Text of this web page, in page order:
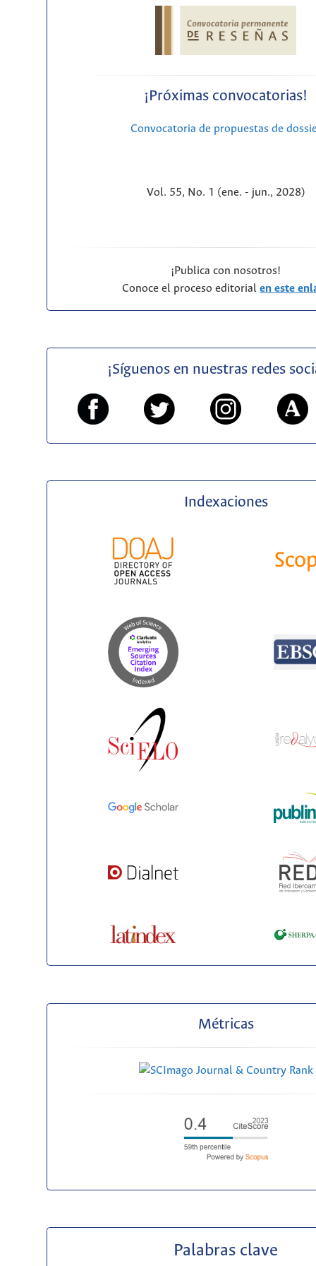
¡Próximas convocatorias!
Convocatoria de propuestas de
Vol. 55, No. 1 (ene. - jun., 2028)
¡Publica con nosotros!
Conoce el proceso editorialen este
¡Síguenos en nuestras redes
Indexaciones
Métricas
Palabras clave